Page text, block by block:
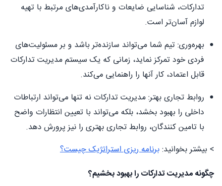
تدارکات، شناسایی ضایعات و ناکارآمدی‌های مرتبط با تهیه
لوازم آسان‌تر است.
بهره‌وری: تیم شما می‌تواند سازنده‌تر باشد و بر مسئولیت‌های
فردی خود تمرکز نماید، زمانی که یک سیستم مدیریت تدارکات
قابل اعتماد، کار آنها را راهنمایی می‌کند.
روابط تجاری بهتر: مدیریت تدارکات نه تنها می‌تواند ارتباطات
داخلی را بهبود بخشد، بلکه می‌تواند با تعیین انتظارات واضح
با تامین کنندگان، روابط تجاری بهتری را نیز پرورش دهد.
> بیشتر بخوانید:برنامه ریزی استراتژیک چیست؟
چگونه مدیریت تدارکات را بهبود بخشیم؟